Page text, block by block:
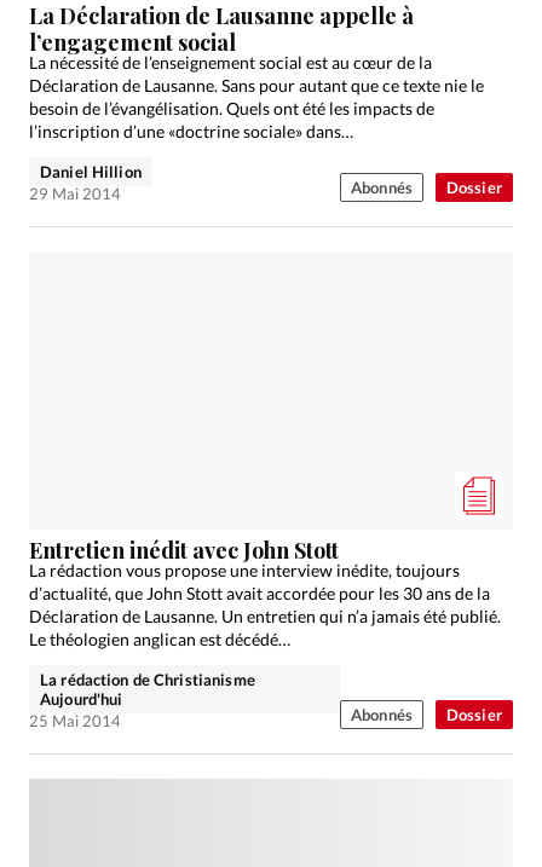
Dossier
La Déclaration de Lausanne appelle à
l’engagement social
La nécessité de l’enseignement social est au cœur de la
Déclaration de Lausanne. Sans pour autant que ce texte nie le
besoin de l’évangélisation. Quels ont été les impacts de
l’inscription d’une «doctrine sociale» dans…
Daniel Hillion
29 Mai 2014
Abonnés
Dossier
Entretien inédit avec John Stott
La rédaction vous propose une interview inédite, toujours
d’actualité, que John Stott avait accordée pour les 30 ans de la
Déclaration de Lausanne. Un entretien qui n’a jamais été publié.
Le théologien anglican est décédé…
La rédaction de Christianisme
Aujourd'hui
25 Mai 2014
Abonnés